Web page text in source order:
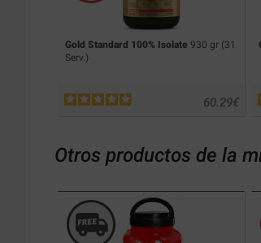
Gold Standard 100% Isolate 930 gr (31
Serv.)
€
60.29
Otros productos de la